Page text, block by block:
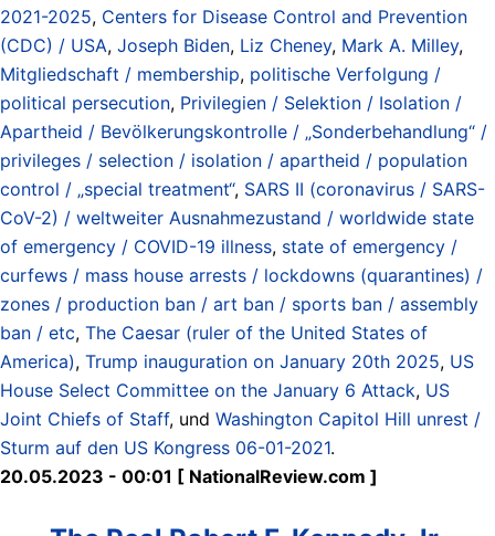
2021-2025, Centers for Disease Control and Prevention
(CDC) / USA, Joseph Biden, Liz Cheney, Mark A. Milley,
Mitgliedschaft / membership, politische Verfolgung /
political persecution, Privilegien / Selektion / Isolation /
Apartheid / Bevölkerungskontrolle / „Sonderbehandlung“ /
privileges / selection / isolation / apartheid / population
control / „special treatment“, SARS II (coronavirus / SARS-
CoV-2) / weltweiter Ausnahmezustand / worldwide state
of emergency / COVID-19 illness, state of emergency /
curfews / mass house arrests / lockdowns (quarantines) /
zones / production ban / art ban / sports ban / assembly
ban / etc, The Caesar (ruler of the United States of
America), Trump inauguration on January 20th 2025, US
House Select Committee on the January 6 Attack, US
Joint Chiefs of Staff, und Washington Capitol Hill unrest /
Sturm auf den US Kongress 06-01-2021.
20.05.2023 - 00:01 [ NationalReview.com ]